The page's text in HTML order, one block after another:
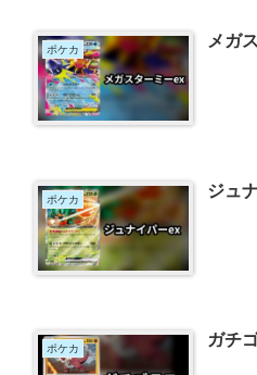
ポケカ メガ
ポケカ ジュ
ポケカ ガチ